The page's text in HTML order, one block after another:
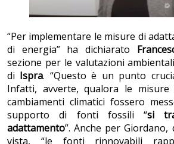
“Per implementare le misure di
di energia” ha dichiarato
sezione per le valutazioni
di Ispra. “Questo è un punto
Infatti, avverte, qualora le
cambiamenti climatici fossero
supporto di fonti fossili “si
adattamento”. Anche per
vista, “le fonti rinnovabili